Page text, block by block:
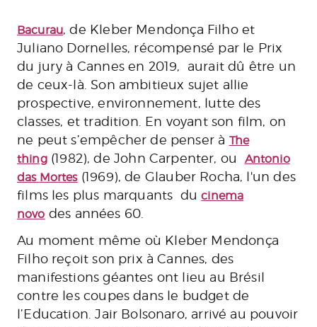
Bacurau, de Kleber Mendonça Filho et
Juliano Dornelles, récompensé par le Prix
du jury à Cannes en 2019, aurait dû être un
de ceux-là. Son ambitieux sujet allie
prospective, environnement, lutte des
classes, et tradition. En voyant son film, on
ne peut s’empêcher de penser à The
thing(1982), de John Carpenter, ou Antonio
das Mortes(1969), de Glauber Rocha, l'un des
films les plus marquants ducinema
novo des années 60.
Au moment même où Kleber Mendonça
Filho reçoit son prix à Cannes, des
manifestions géantes ont lieu au Brésil
contre les coupes dans le budget de
l’Education. Jair Bolsonaro, arrivé au pouvoir